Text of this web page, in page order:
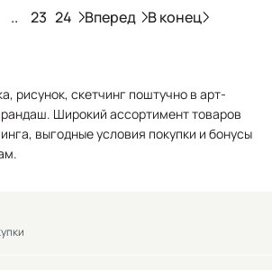
.. 23 24 Вперед В конец
рисунок, скетчинг поштучно в арт-
Широкий ассортимент товаров
выгодные условия покупки и бонусы